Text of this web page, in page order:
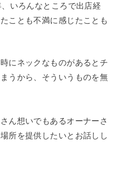
いろんなところで出店経
ことも不満に感じたことも
にネックなものがあるとチ
うから、そういうものを無
ん想いでもあるオーナーさ
所を提供したいとお話しし